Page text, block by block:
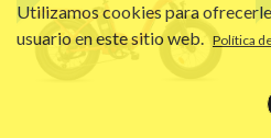
Utilizamos cookies para
usuario en este sitio web. Política